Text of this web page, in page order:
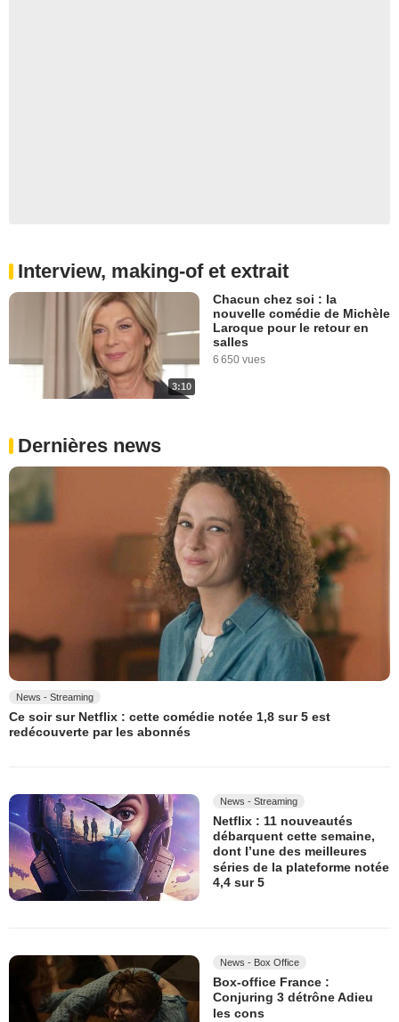
Interview, making-of et extrait
3:10
Chacun chez soi : la
nouvelle comédie de Michèle
Laroque pour le retour en
salles
6 650 vues
Dernières news
News - Streaming
Ce soir sur Netflix : cette comédie notée 1,8 sur 5 est
redécouverte par les abonnés
News - Streaming
Netflix : 11 nouveautés
débarquent cette semaine,
dont l’une des meilleures
séries de la plateforme notée
4,4 sur 5
News - Box Office
Box-office France :
Conjuring 3 détrône Adieu
les cons